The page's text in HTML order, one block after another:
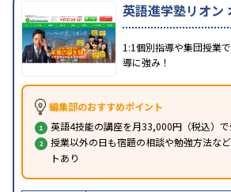
英語進学塾リオン
1:1個別指導や集団授業
導に強み！
編集部のおすすめポイント
英語4技能の講座を月33,000円（税込）
授業以外の日も宿題の相談や勉強方法な
トあり